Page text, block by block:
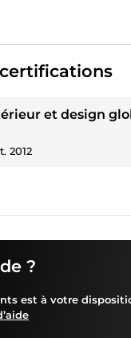
et design
2012
?
est à votre